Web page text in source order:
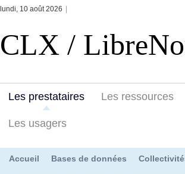
lundi, 10 août 2026
CLX /
Les prestataires Les ressources
Les usagers
Accueil Bases de données